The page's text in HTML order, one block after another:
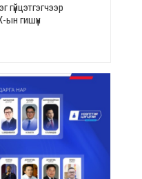
гишүүн